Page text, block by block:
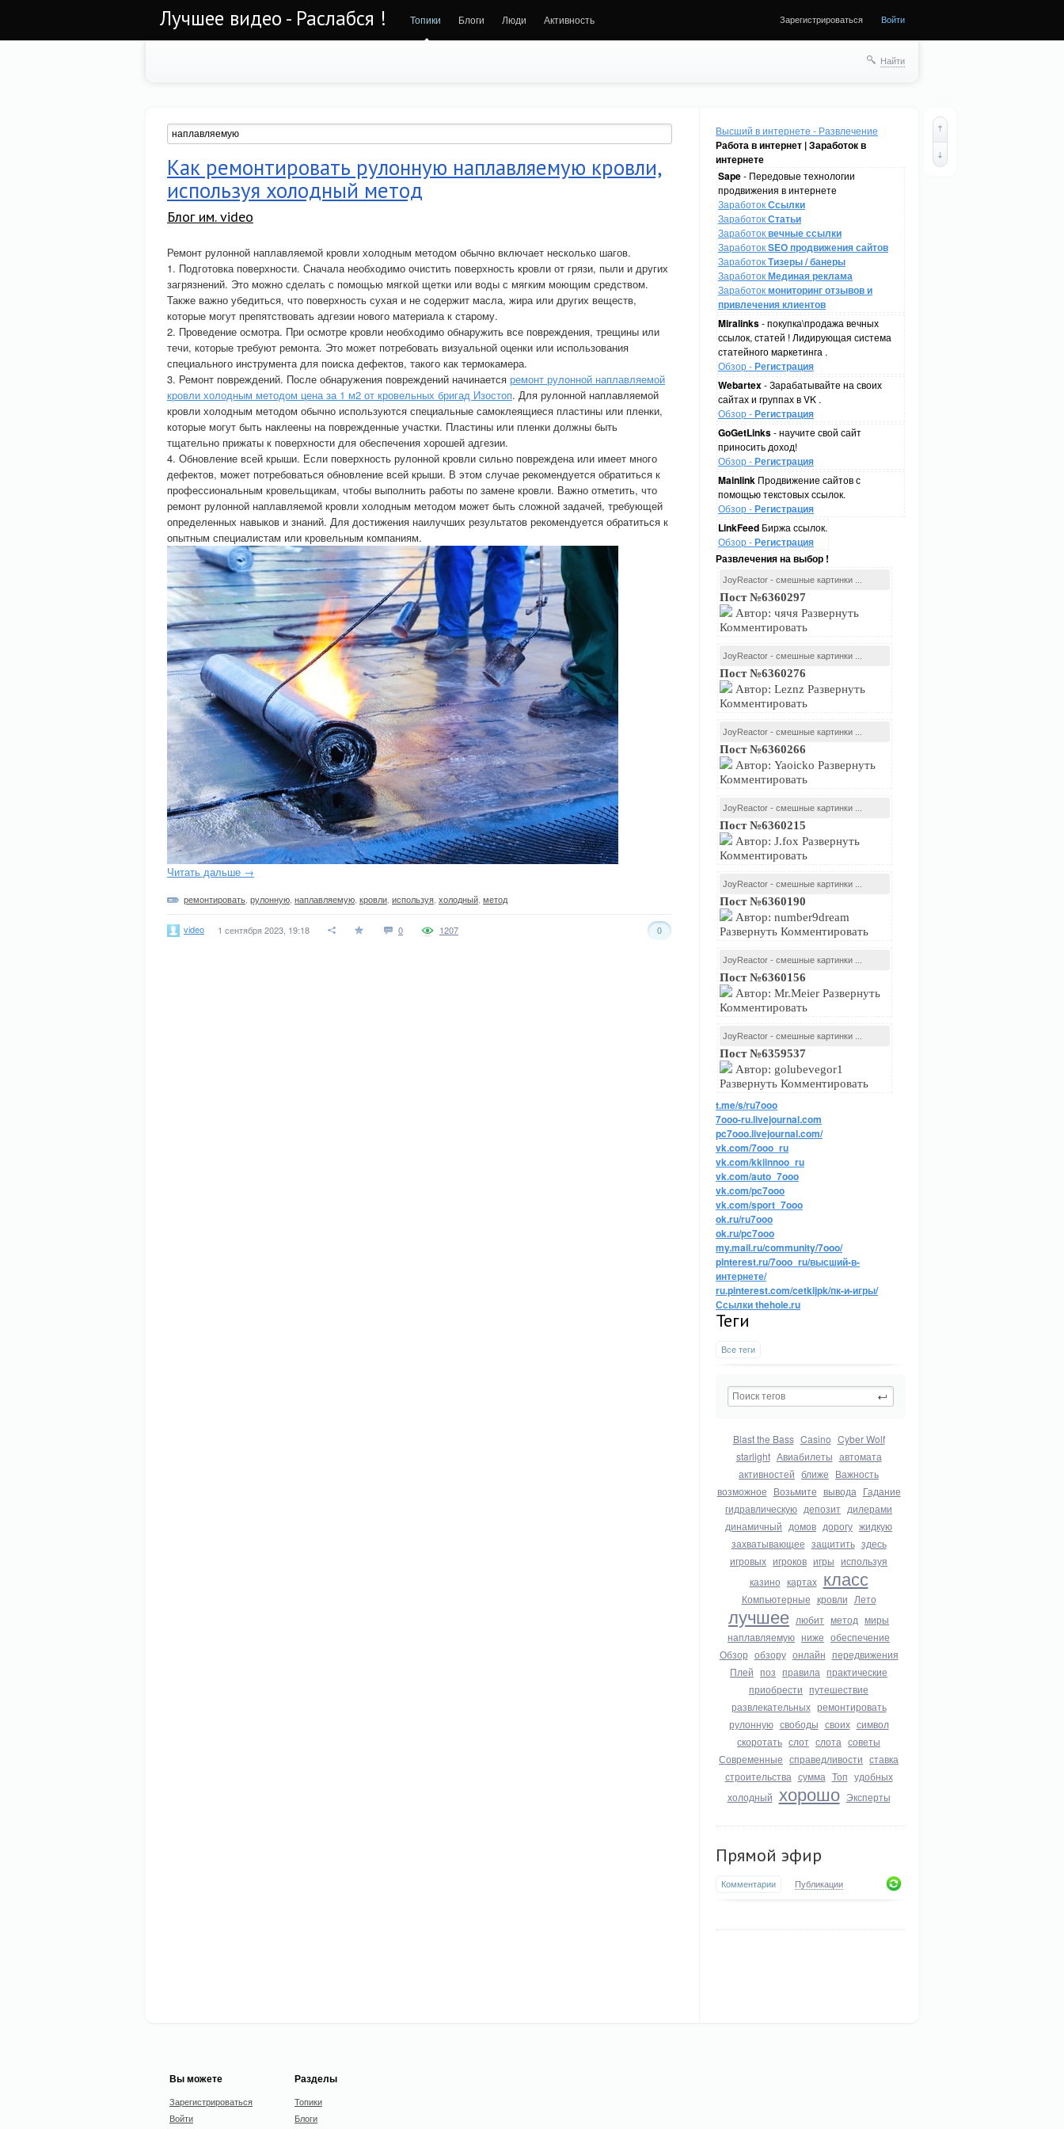
Лучшее видео - Раслабся ! Топики Блоги Люди Активность Зарегистрироваться Войти
Найти
Высший в интернете - Развлечение
Работа в интернет | Заработок в
интернете
Sape- Передовые технологии
продвижения в интернете
ЗаработокСсылки
ЗаработокСтатьи
Заработоквечные ссылки
ЗаработокSEO продвижения сайтов
ЗаработокТизеры / банеры
ЗаработокМединая реклама
Заработокмониторинг отзывов и
привлечения клиентов
Miralinks- покупка\продажа вечных
ссылок, статей ! Лидирующая система
статейного маркетинга .
Обзор -Регистрация
Webartex- Зарабатывайте на своих
сайтах и группах в VK .
Обзор -Регистрация
GoGetLinks- научите свой сайт
приносить доход!
Обзор -Регистрация
Mainlink Продвижение сайтов с
помощью текстовых ссылок.
Обзор -Регистрация
LinkFeed Биржа ссылок.
Обзор -Регистрация
Развлечения на выбор !
JoyReactor - смешные картинки ...
Пост №6360297
Автор: чячя Развернуть
Комментировать
JoyReactor - смешные картинки ...
Пост №6360276
Автор: Leznz Развернуть
Комментировать
JoyReactor - смешные картинки ...
Пост №6360266
Автор: Yaoicko Развернуть
Комментировать
JoyReactor - смешные картинки ...
Пост №6360215
Автор: J.fox Развернуть
Комментировать
JoyReactor - смешные картинки ...
Пост №6360190
Автор: number9dream
Развернуть Комментировать
JoyReactor - смешные картинки ...
Пост №6360156
Автор: Mr.Meier Развернуть
Комментировать
JoyReactor - смешные картинки ...
Пост №6359537
Автор: golubevegor1
Развернуть Комментировать
t.me/s/ru7ooo
7ooo-ru.livejournal.com
pc7ooo.livejournal.com/
vk.com/7ooo_ru
vk.com/kkiinnoo_ru
vk.com/auto_7ooo
vk.com/pc7ooo
vk.com/sport_7ooo
ok.ru/ru7ooo
ok.ru/pc7ooo
my.mail.ru/community/7ooo/
pinterest.ru/7ooo_ru/высший-в-
интернете/
ru.pinterest.com/cetkijpk/пк-и-игры/
Ссылки thehole.ru
Теги
Все теги
Blast the Bass Casino Cyber Wolf
starlight Авиабилеты автомата
активностей ближе Важность
возможное Возьмите вывода Гадание
гидравлическую депозит дилерами
динамичный домов дорогу жидкую
захватывающее защитить здесь
игровых игроков игры используя
казино картах класс
Компьютерные кровли Лето
лучшее любит метод миры
наплавляемую ниже обеспечение
Обзор обзору онлайн передвижения
Плей поз правила практические
приобрести путешествие
развлекательных ремонтировать
рулонную свободы своих символ
скоротать слот слота советы
Современные справедливости ставка
строительства сумма Топ удобных
холодный хорошо Эксперты
Прямой эфир
Комментарии Публикации
Как ремонтировать рулонную наплавляемую кровли,
используя холодный метод
Блог им. video
Ремонт рулонной наплавляемой кровли холодным методом обычно включает несколько шагов.
1. Подготовка поверхности. Сначала необходимо очистить поверхность кровли от грязи, пыли и других
загрязнений. Это можно сделать с помощью мягкой щетки или воды с мягким моющим средством.
Также важно убедиться, что поверхность сухая и не содержит масла, жира или других веществ,
которые могут препятствовать адгезии нового материала к старому.
2. Проведение осмотра. При осмотре кровли необходимо обнаружить все повреждения, трещины или
течи, которые требуют ремонта. Это может потребовать визуальной оценки или использования
специального инструмента для поиска дефектов, такого как термокамера.
3. Ремонт повреждений. После обнаружения повреждений начинается ремонт рулонной наплавляемой
кровли холодным методом цена за 1 м2 от кровельных бригад Изостоп. Для рулонной наплавляемой
кровли холодным методом обычно используются специальные самоклеящиеся пластины или пленки,
которые могут быть наклеены на поврежденные участки. Пластины или пленки должны быть
тщательно прижаты к поверхности для обеспечения хорошей адгезии.
4. Обновление всей крыши. Если поверхность рулонной кровли сильно повреждена или имеет много
дефектов, может потребоваться обновление всей крыши. В этом случае рекомендуется обратиться к
профессиональным кровельщикам, чтобы выполнить работы по замене кровли. Важно отметить, что
ремонт рулонной наплавляемой кровли холодным методом может быть сложной задачей, требующей
определенных навыков и знаний. Для достижения наилучших результатов рекомендуется обратиться к
опытным специалистам или кровельным компаниям.
Читать дальше →
ремонтировать рулонную наплавляемую кровли используя холодный метод
video 1 сентября 2023, 19:18 0 0
1207
Вы можете
Зарегистрироваться
Войти
Разделы
Топики
Блоги